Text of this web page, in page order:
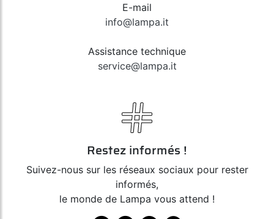
E-mail
info@lampa.it
Assistance technique
service@lampa.it
Restez informés !
Suivez-nous sur les réseaux sociaux pour rester
informés,
le monde de Lampa vous attend !